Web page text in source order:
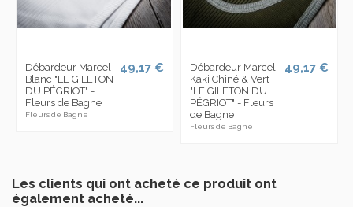
Débardeur Marcel
Blanc "LE GILETON
DU PÉGRIOT" -
Fleurs de Bagne
Fleurs de Bagne
49,17 €
Débardeur Marcel
Kaki Chiné & Vert
"LE GILETON DU
PÉGRIOT" - Fleurs
de Bagne
Fleurs de Bagne
49,17 €
Les clients qui ont acheté ce produit ont
également acheté...